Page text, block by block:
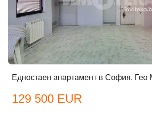
Едностаен апартамент в София, Гео
129 500 EUR